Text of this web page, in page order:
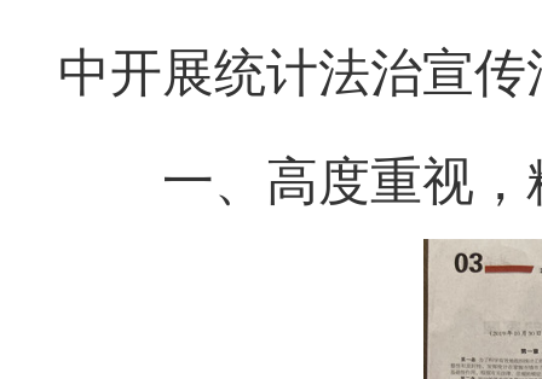
中开展统计法治宣传
一、高度重视，